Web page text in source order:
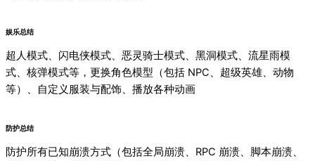
娱乐总结
超人模式、闪电侠模式、恶灵骑士模式、黑洞模式、流星雨模
式、核弹模式等，更换角色模型（包括 NPC、超级英雄、动物
等）、自定义服装与配饰、播放各种动画
防护总结
防护所有已知崩溃方式（包括全局崩溃、RPC 崩溃、脚本崩溃、